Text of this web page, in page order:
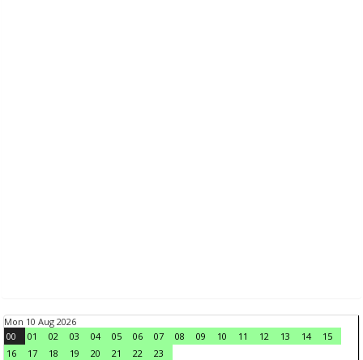
Mon 10 Aug 2026
00
01 02 03 04 05 06 07 08 09 10 11 12 13 14
15
16
17 18 19 20 21 22
23